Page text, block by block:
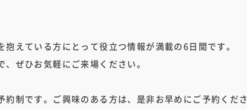
えている方にとって役立つ情報が満載の6日間です。
ぜひお気軽にご来場ください。
制です。ご興味のある方は、是非お早めにご予約くださ